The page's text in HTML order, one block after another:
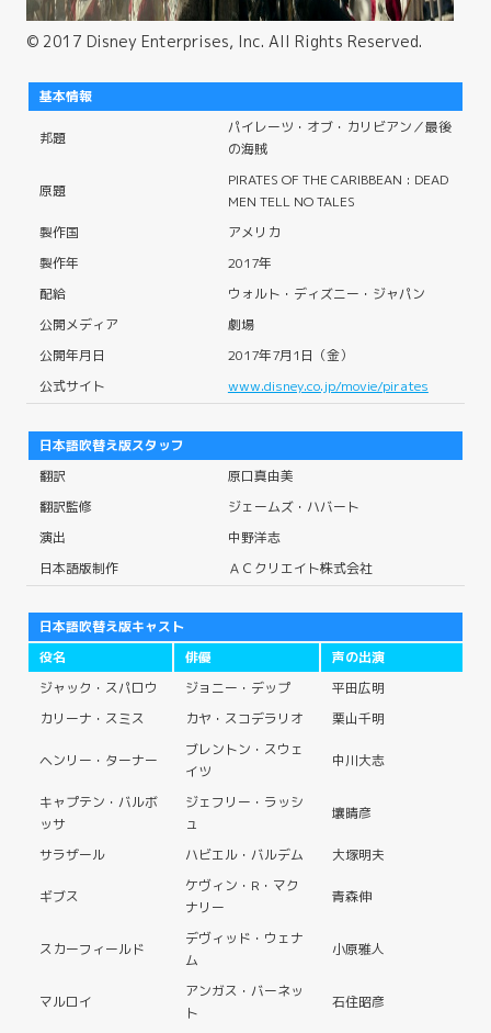
© 2017 Disney Enterprises, Inc. All Rights Reserved.
基本情報
邦題
パイレーツ・オブ・カリビアン／最後
の海賊
原題
PIRATES OF THE CARIBBEAN : DEAD
MEN TELL NO TALES
製作国
アメリカ
製作年
2017年
配給
ウォルト・ディズニー・ジャパン
公開メディア
劇場
公開年月日
2017年7月1日（金）
公式サイト
www.disney.co.jp/movie/pirates
日本語吹替え版スタッフ
翻訳
原口真由美
翻訳監修
ジェームズ・ハバート
演出
中野洋志
日本語版制作
ＡＣクリエイト株式会社
日本語吹替え版キャスト
役名
俳優
声の出演
ジャック・スパロウ
ジョニー・デップ
平田広明
カリーナ・スミス
カヤ・スコデラリオ 栗山千明
ヘンリー・ターナー
ブレントン・スウェ
イツ
中川大志
キャプテン・バルボ
ッサ
ジェフリー・ラッシ
ュ
壤晴彦
サラザール ハビエル・バルデム 大塚明夫
ギブス
ケヴィン・R・マク
ナリー
青森伸
スカーフィールド
デヴィッド・ウェナ
ム
小原雅人
マルロイ
アンガス・バーネッ
ト
石住昭彦